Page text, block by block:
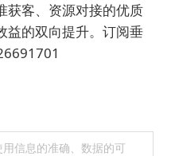
获客、资源对接的优质
益的双向提升。订阅垂
信息的准确、数据的可